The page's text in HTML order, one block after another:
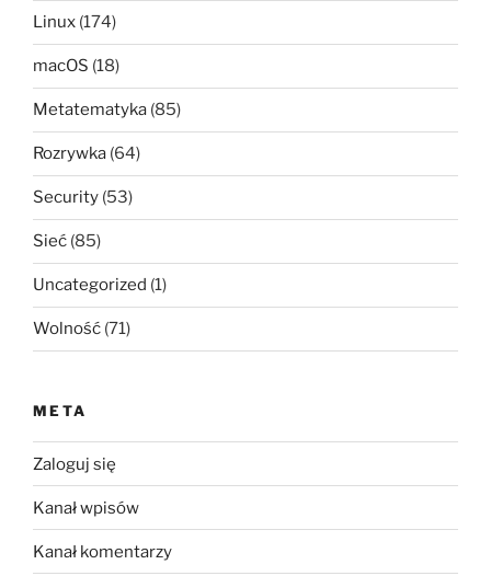
Linux (174)
macOS (18)
Metatematyka (85)
Rozrywka (64)
Security (53)
Sieć (85)
Uncategorized (1)
Wolność (71)
META
Zaloguj się
Kanał wpisów
Kanał komentarzy